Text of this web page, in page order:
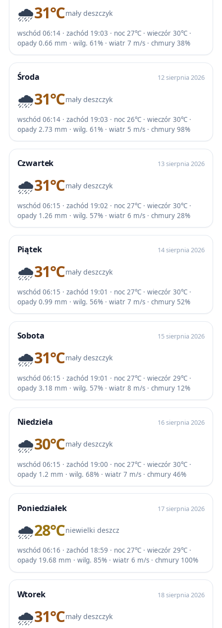
🌧️31℃mały deszczyk
wschód 06:14 · zachód 19:03 · noc 27℃ · wieczór 30℃ ·
opady 0.66 mm · wilg. 61% · wiatr 7 m/s · chmury 38%
Środa 12 sierpnia 2026
🌧️31℃mały deszczyk
wschód 06:14 · zachód 19:03 · noc 26℃ · wieczór 30℃ ·
opady 2.73 mm · wilg. 61% · wiatr 5 m/s · chmury 98%
Czwartek 13 sierpnia 2026
🌧️31℃mały deszczyk
wschód 06:15 · zachód 19:02 · noc 27℃ · wieczór 30℃ ·
opady 1.26 mm · wilg. 57% · wiatr 6 m/s · chmury 28%
Piątek 14 sierpnia 2026
🌧️31℃mały deszczyk
wschód 06:15 · zachód 19:01 · noc 27℃ · wieczór 30℃ ·
opady 0.99 mm · wilg. 56% · wiatr 7 m/s · chmury 52%
Sobota 15 sierpnia 2026
🌧️31℃mały deszczyk
wschód 06:15 · zachód 19:01 · noc 27℃ · wieczór 29℃ ·
opady 3.18 mm · wilg. 57% · wiatr 8 m/s · chmury 12%
Niedziela 16 sierpnia 2026
🌧️30℃mały deszczyk
wschód 06:15 · zachód 19:00 · noc 27℃ · wieczór 30℃ ·
opady 1.2 mm · wilg. 68% · wiatr 7 m/s · chmury 46%
Poniedziałek 17 sierpnia 2026
🌧️28℃niewielki deszcz
wschód 06:16 · zachód 18:59 · noc 27℃ · wieczór 29℃ ·
opady 19.68 mm · wilg. 85% · wiatr 6 m/s · chmury 100%
Wtorek 18 sierpnia 2026
🌧️31℃mały deszczyk